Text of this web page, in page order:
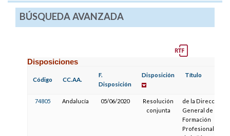
BÚSQUEDA AVANZADA
Disposiciones
Código CC.AA.
F.
Disposición
Disposición Título
74805 Andalucía 05/06/2020
Resolución
conjunta
de la Dirección
General de
Formación
Profesional y